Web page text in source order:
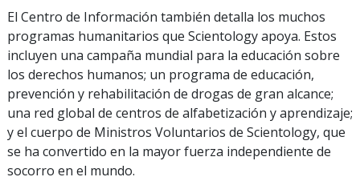
El Centro de Información también detalla los muchos
programas humanitarios que Scientology apoya. Estos
incluyen una campaña mundial para la educación sobre
los derechos humanos; un programa de educación,
prevención y rehabilitación de drogas de gran alcance;
una red global de centros de alfabetización y aprendizaje;
y el cuerpo de Ministros Voluntarios de Scientology, que
se ha convertido en la mayor fuerza independiente de
socorro en el mundo.